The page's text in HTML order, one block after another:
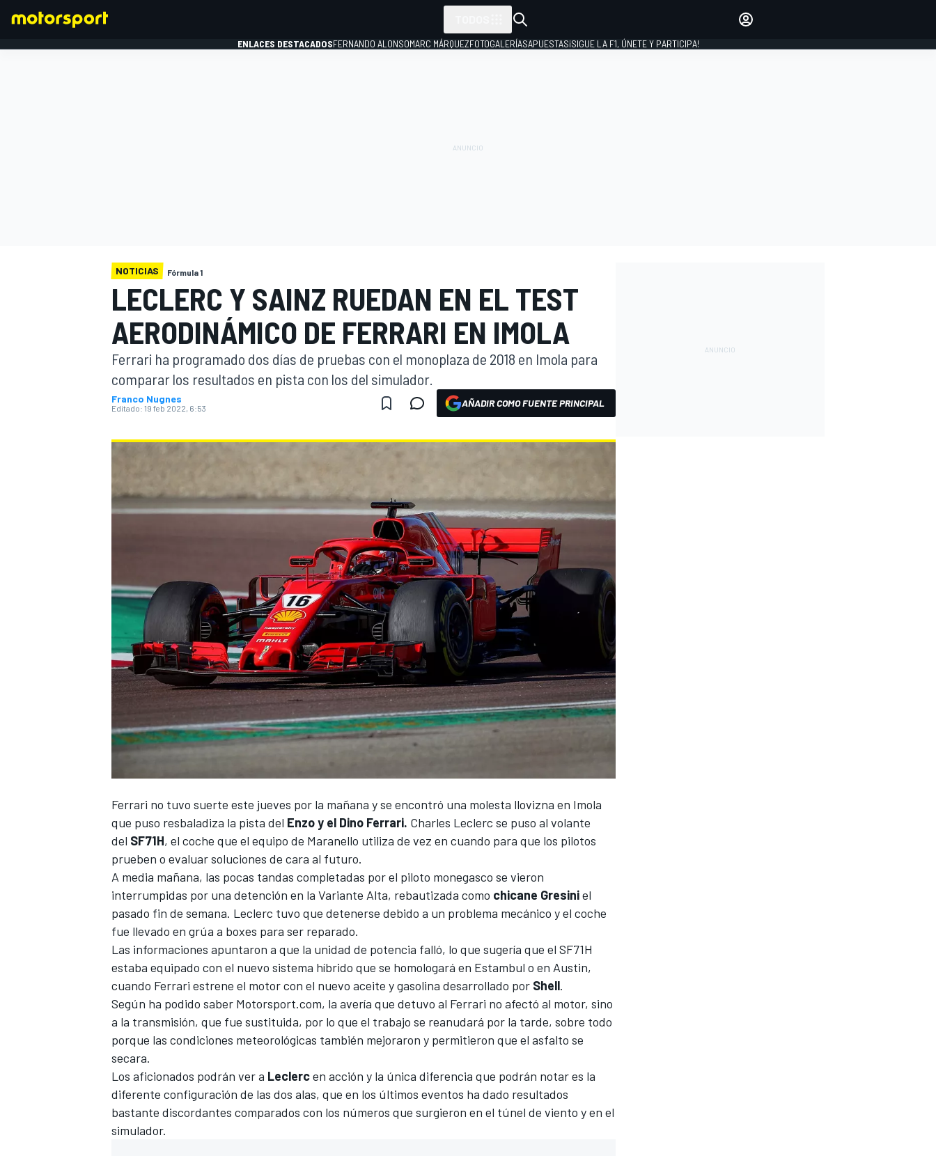
FÓRMULA E
ENLACES DESTACADOSFERNANDO ALONSOMARC MÁRQUEZFOTOGALERÍASAPUESTAS¡SIGUE LA F1, ÚNETE Y PARTICIPA!
NOTICIAS Fórmula 1
LECLERC Y SAINZ RUEDAN EN EL TEST
AERODINÁMICO DE FERRARI EN IMOLA
Ferrari ha programado dos días de pruebas con el monoplaza de 2018 en Imola para
comparar los resultados en pista con los del simulador.
Franco Nugnes
Editado: 19 feb 2022, 6:53 AÑADIR COMO FUENTE PRINCIPAL
Ferrari no tuvo suerte este jueves por la mañana y se encontró una molesta llovizna en Imola
que puso resbaladiza la pista del Enzo y el Dino Ferrari. Charles Leclerc se puso al volante
del SF71H, el coche que el equipo de Maranello utiliza de vez en cuando para que los pilotos
prueben o evaluar soluciones de cara al futuro.
A media mañana, las pocas tandas completadas por el piloto monegasco se vieron
interrumpidas por una detención en la Variante Alta, rebautizada como chicane Gresiniel
pasado fin de semana. Leclerc tuvo que detenerse debido a un problema mecánico y el coche
fue llevado en grúa a boxes para ser reparado.
Las informaciones apuntaron a que la unidad de potencia falló, lo que sugería que el SF71H
estaba equipado con el nuevo sistema híbrido que se homologará en Estambul o en Austin,
cuando Ferrari estrene el motor con el nuevo aceite y gasolina desarrollado por Shell.
Según ha podido saber Motorsport.com, la avería que detuvo al Ferrari no afectó al motor, sino
a la transmisión, que fue sustituida, por lo que el trabajo se reanudará por la tarde, sobre todo
porque las condiciones meteorológicas también mejoraron y permitieron que el asfalto se
secara.
Los aficionados podrán ver a Leclercen acción y la única diferencia que podrán notar es la
diferente configuración de las dos alas, que en los últimos eventos ha dado resultados
bastante discordantes comparados con los números que surgieron en el túnel de viento y en el
simulador.